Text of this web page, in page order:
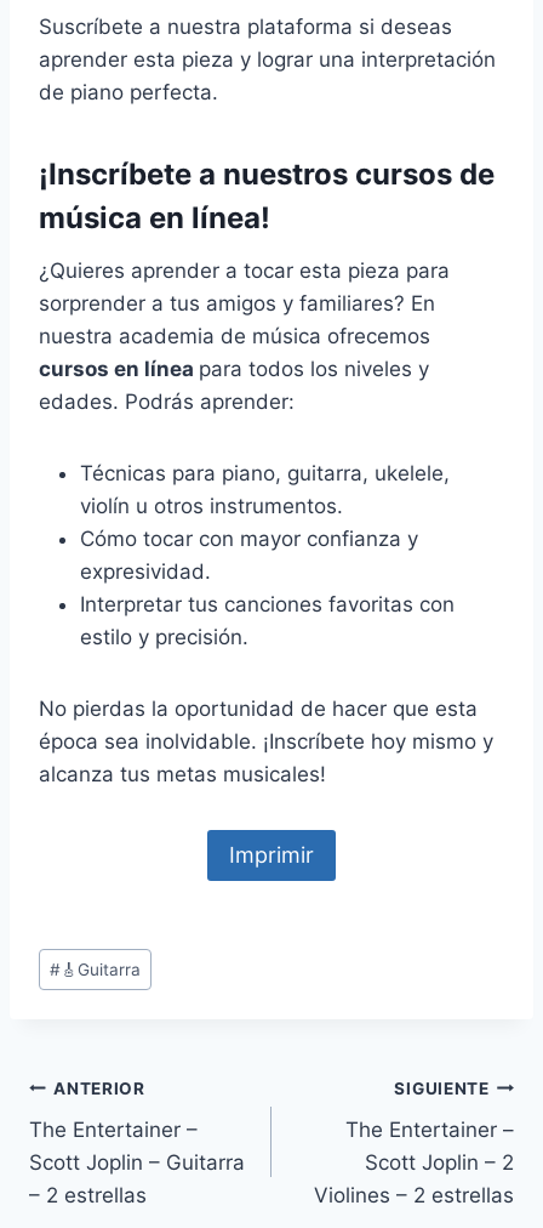
Suscríbete a nuestra plataforma si deseas
aprender esta pieza y lograr una interpretación
de piano perfecta.
¡Inscríbete a nuestros cursos de
música en línea!
¿Quieres aprender a tocar esta pieza para
sorprender a tus amigos y familiares? En
nuestra academia de música ofrecemos
cursos en línea para todos los niveles y
edades. Podrás aprender:
Técnicas para piano, guitarra, ukelele,
violín u otros instrumentos.
Cómo tocar con mayor confianza y
expresividad.
Interpretar tus canciones favoritas con
estilo y precisión.
No pierdas la oportunidad de hacer que esta
época sea inolvidable. ¡Inscríbete hoy mismo y
alcanza tus metas musicales!
Imprimir
Etiquetas
de
#🎸Guitarra
Navegación
de
entradas
ANTERIOR
The Entertainer –
Scott Joplin – Guitarra
– 2 estrellas
SIGUIENTE
The Entertainer –
Scott Joplin – 2
Violines – 2 estrellas